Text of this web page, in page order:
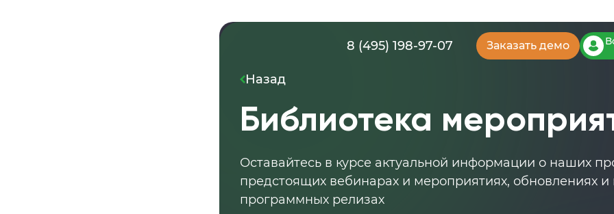
8 (495) 198-97-07 Заказать демо
Назад
Библиотека
Оставайтесь в курсе актуальной информации о наших
предстоящих вебинарах и мероприятиях, обновлениях и
программных релизах